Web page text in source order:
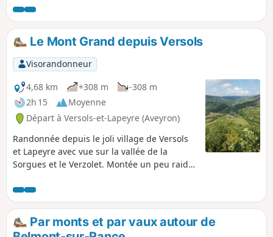
Le Mont Grand depuis Versols
Visorandonneur
4,68 km
+308 m
-308 m
2h 15
Moyenne
Départ à Versols-et-Lapeyre (Aveyron)
Randonnée depuis le joli village de Versols
et Lapeyre avec vue sur la vallée de la
Sorgues et le Verzolet. Montée un peu raide,
plateau sauvage et redescente en balcon.
Par monts et par vaux autour de